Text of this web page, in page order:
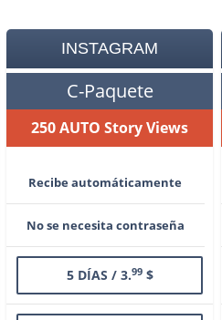
INSTAGRAM
C-Paquete
250 AUTO Story Views
Recibe automáticamente
No se necesita contraseña
5 DÍAS / 3.99$